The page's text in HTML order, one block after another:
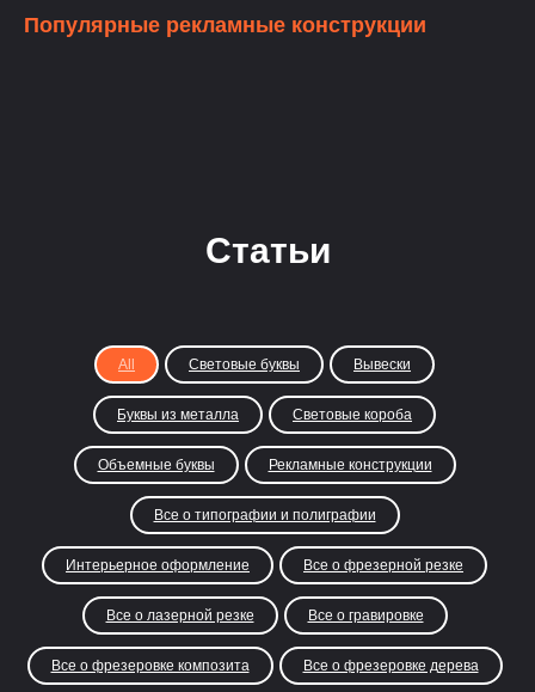
Популярные рекламные конструкции
Статьи
All Световые буквы Вывески
Буквы из металла Световые короба
Объемные буквы Рекламные конструкции
Все о типографии и полиграфии
Интерьерное оформление Все о фрезерной резке
Все о лазерной резке Все о гравировке
Все о фрезеровке композита Все о фрезеровке дерева